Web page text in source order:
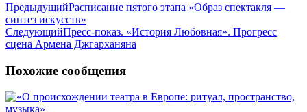
ПредыдущийРасписание пятого этапа «Образ спектакля —
синтез искусств»
СледующийПресс-показ. «История Любовная». Прогресс
сцена Армена Джгарханяна
Похожие сообщения